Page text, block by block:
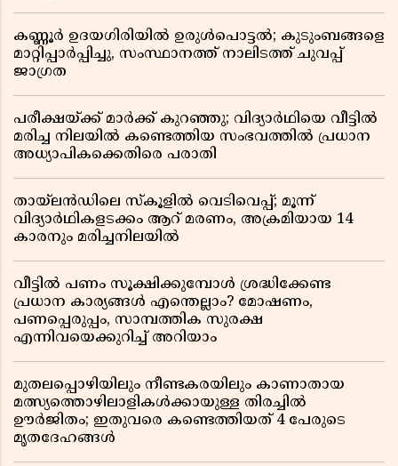
കണ്ണൂർ ഉദയഗിരിയിൽ ഉരുൾപൊട്ടൽ; കുടുംബങ്ങളെ
മാറ്റിപ്പാർപ്പിച്ചു, സംസ്ഥാനത്ത് നാലിടത്ത് ചുവപ്പ്
ജാഗ്രത
പരീക്ഷയ്ക്ക് മാർക്ക് കുറഞ്ഞു; വിദ്യാർഥിയെ വീട്ടിൽ
മരിച്ച നിലയിൽ കണ്ടെത്തിയ സംഭവത്തിൽ പ്രധാന
അധ്യാപികക്കെതിരെ പരാതി
തായ്‌ലൻഡിലെ സ്‌കൂളിൽ വെടിവെപ്പ്; മൂന്ന്
വിദ്യാർഥികളടക്കം ആറ് മരണം, അക്രമിയായ 14
കാരനും മരിച്ചനിലയിൽ
വീട്ടിൽ പണം സൂക്ഷിക്കുമ്പോൾ ശ്രദ്ധിക്കേണ്ട
പ്രധാന കാര്യങ്ങൾ എന്തെല്ലാം? മോഷണം,
പണപ്പെരുപ്പം, സാമ്പത്തിക സുരക്ഷ
എന്നിവയെക്കുറിച്ച് അറിയാം
മുതലപ്പൊഴിയിലും നീണ്ടകരയിലും കാണാതായ
മത്സ്യത്തൊഴിലാളികൾക്കായുള്ള തിരച്ചിൽ
ഊർജിതം; ഇതുവരെ കണ്ടെത്തിയത് 4 പേരുടെ
മൃതദേഹങ്ങൾ